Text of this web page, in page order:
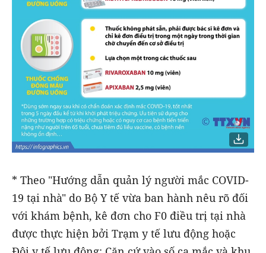
* Theo "Hướng dẫn quản lý người mắc COVID-
19 tại nhà" do Bộ Y tế vừa ban hành nêu rõ đối
với khám bệnh, kê đơn cho F0 điều trị tại nhà
được thực hiện bởi Trạm y tế lưu động hoặc